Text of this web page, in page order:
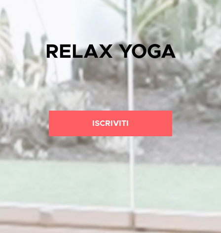
RELAX YOGA
ISCRIVITI